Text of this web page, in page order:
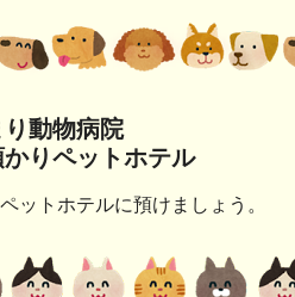
動物病院
りペットホテル
ットホテルに預けましょう。